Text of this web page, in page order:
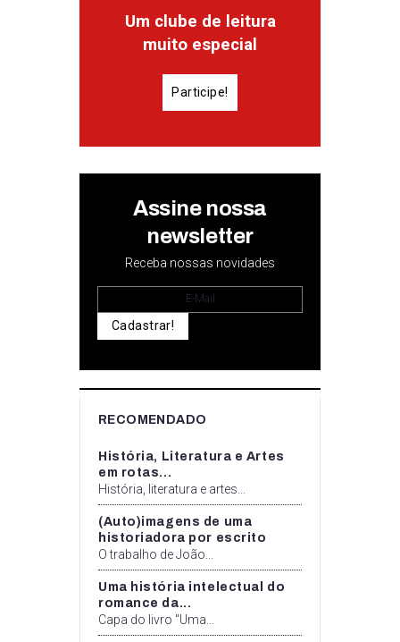
Um clube de leitura
muito especial
Participe!
Assine nossa
newsletter
Receba nossas novidades
Cadastrar!
RECOMENDADO
História, Literatura e Artes
em rotas...
História, literatura e artes...
(Auto)imagens de uma
historiadora por escrito
O trabalho de João...
Uma história intelectual do
romance da...
Capa do livro "Uma...